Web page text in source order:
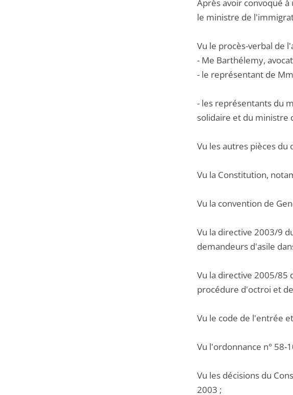
Après avoir convoqué
le ministre de
Vu le procès-verbal de
- Me Barthélemy,
- le représentant de
- les représentants du
solidaire et du ministre
Vu les autres pièces du
Vu la Constitution,
Vu la convention de
Vu la directive 2003/9
demandeurs d'asile
Vu la directive 2005/85
procédure d'octroi et
Vu le code de l'entrée
Vu l'ordonnance n° 58-
Vu les décisions du
2003 ;